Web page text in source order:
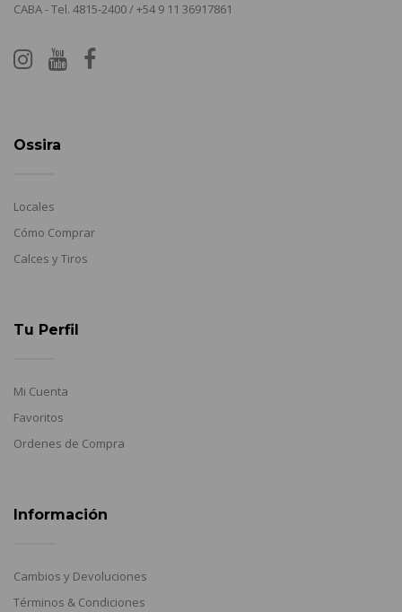
CABA - Tel. 4815-2400 / +54 9 11 36917861
Ossira
Locales
Cómo Comprar
Calces y Tiros
Tu Perfil
Mi Cuenta
Favoritos
Ordenes de Compra
Información
Cambios y Devoluciones
Términos & Condiciones